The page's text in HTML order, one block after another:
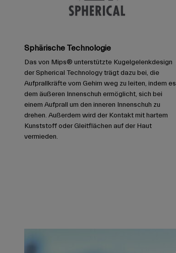
Sphärische Technologie
Das von Mips® unterstützte Kugelgelenkdesign
der Spherical Technology trägt dazu bei, die
Aufprallkräfte vom Gehirn weg zu leiten, indem es
dem äußeren Innenschuh ermöglicht, sich bei
einem Aufprall um den inneren Innenschuh zu
drehen. Außerdem wird der Kontakt mit hartem
Kunststoff oder Gleitflächen auf der Haut
vermieden.